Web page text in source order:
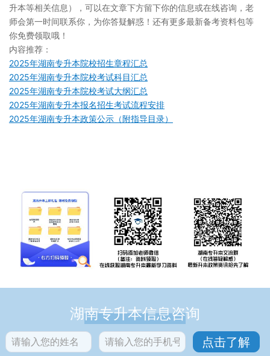
升本等相关信息），可以在文章下方留下你的信息或在线咨询，老
师会第一时间联系你，为你答疑解惑！还有更多最新备考资料包等
你免费领取哦！
内容推荐：
2025年湖南专升本院校招生章程汇总
2025年湖南专升本院校考试科目汇总
2025年湖南专升本院校考试大纲汇总
2025年湖南专升本报名招生考试流程安排
2025年湖南专升本政策公示（附指导目录）
湖南专升本信息咨询